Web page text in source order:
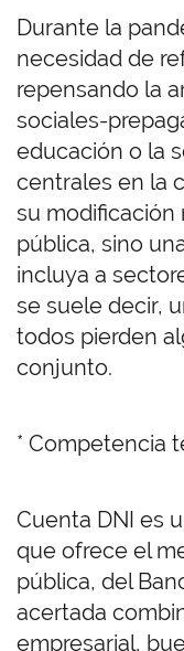
Durante la
necesidad de
repensando la
sociales-
educación o la
centrales en la
su modificación
pública, sino
incluya a
se suele decir,
todos pierden
conjunto.
* Competencia
Cuenta DNI es
que ofrece el
pública, del
acertada
empresarial,